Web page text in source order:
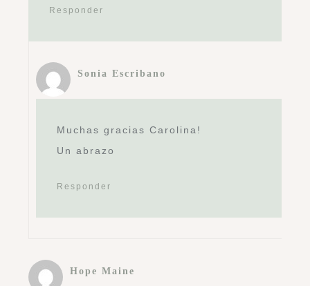
Responder
Sonia Escribano
Muchas gracias Carolina!
Un abrazo
Responder
Hope Maine